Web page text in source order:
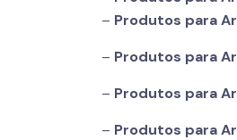
– Produtos para
– Produtos para
– Produtos para
– Produtos para